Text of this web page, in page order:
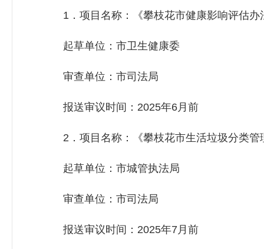
1．项目名称：《攀枝花市健康影响评估办
起草单位：市卫生健康委
审查单位：市司法局
报送审议时间：2025年6月前
2．项目名称：《攀枝花市生活垃圾分类管
起草单位：市城管执法局
审查单位：市司法局
报送审议时间：2025年7月前